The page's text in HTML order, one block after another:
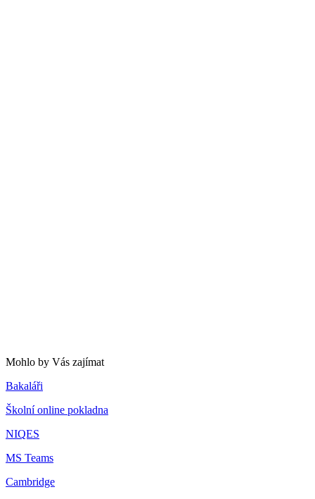
Mohlo by Vás zajímat
Bakaláři
Školní online pokladna
NIQES
MS Teams
Cambridge